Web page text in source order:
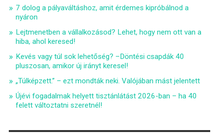
7 dolog a pályaváltáshoz, amit érdemes kipróbálnod a
nyáron
Lejtmenetben a vállalkozásod? Lehet, hogy nem ott van a
hiba, ahol keresed!
Kevés vagy túl sok lehetőség? –Döntési csapdák 40
pluszosan, amikor új irányt keresel!
„Túlképzett.” – ezt mondták neki. Valójában mást jelentett
Újévi fogadalmak helyett tisztánlátást 2026-ban – ha 40
felett változtatni szeretnél!